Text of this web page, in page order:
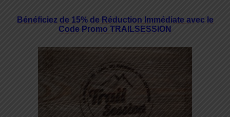
Bénéficiez de 15% de Réduction Immédiate avec le
Code Promo TRAILSESSION